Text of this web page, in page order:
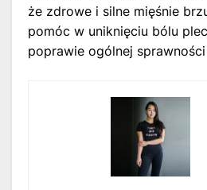
że zdrowe i silne mięśnie
pomóc w uniknięciu bólu
poprawie ogólnej